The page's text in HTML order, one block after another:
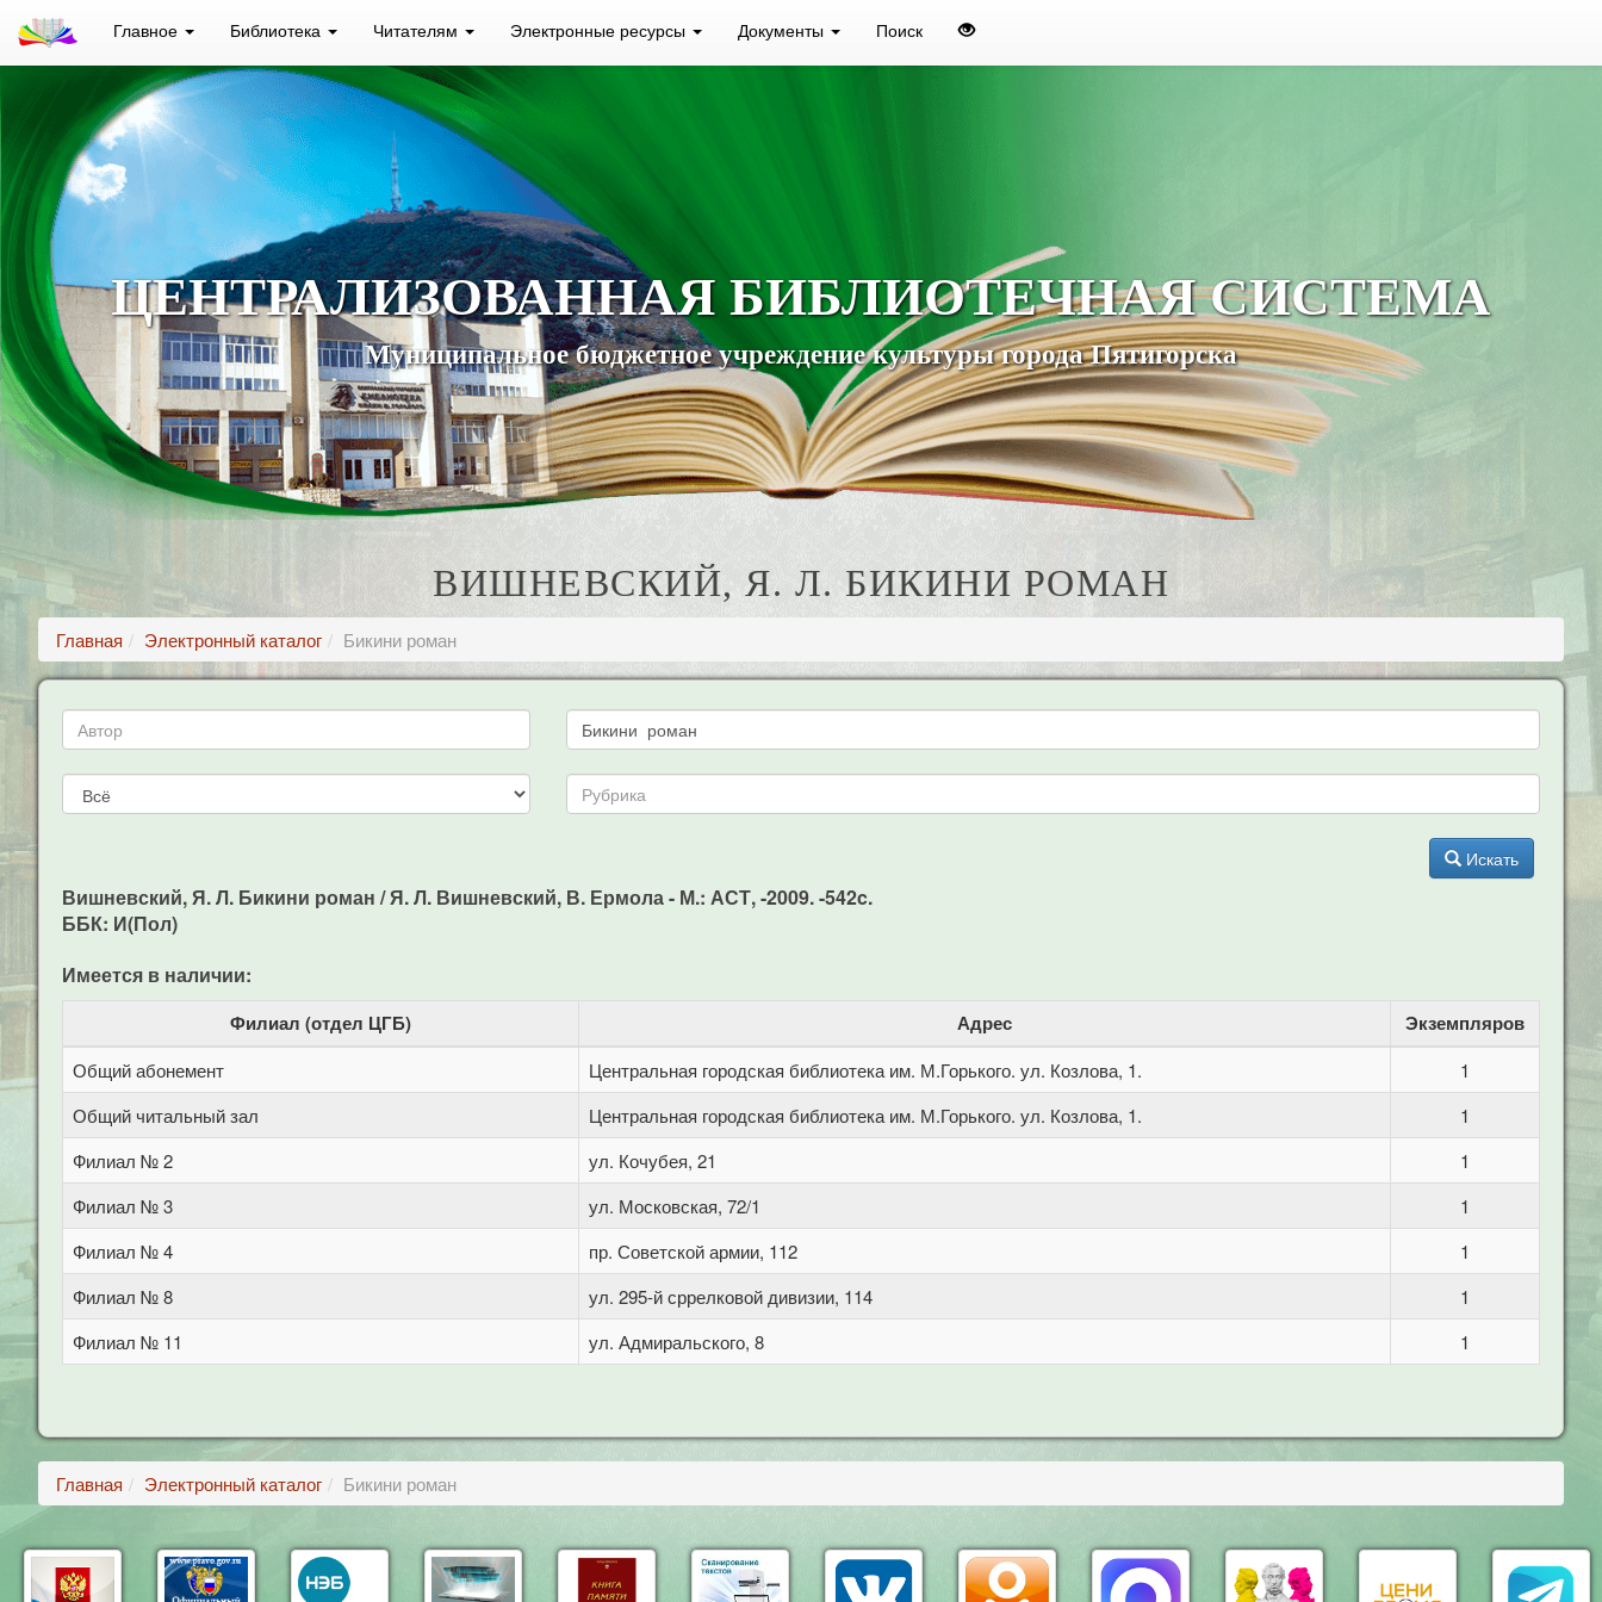
Главное Библиотека Читателям Электронные ресурсы Документы Поиск
ЦЕНТРАЛИЗОВАННАЯ БИБЛИОТЕЧНАЯ СИСТЕМА
Муниципальное бюджетное учреждение культуры города Пятигорска
ВИШНЕВСКИЙ, Я. Л. БИКИНИ РОМАН
Главная Электронный каталог Бикини роман
Искать
Вишневский, Я. Л. Бикини роман / Я. Л. Вишневский, В. Ермола - М.: АСТ, -2009. -542c.
ББК: И(Пол)
Имеется в наличии:
Филиал (отдел ЦГБ) Адрес Экземпляров
Общий абонемент Центральная городская библиотека им. М.Горького. ул. Козлова, 1.
1
Общий читальный зал
Центральная городская библиотека им. М.Горького. ул. Козлова, 1.
1
Филиал № 2
ул. Кочубея, 21
1
Филиал № 3
ул. Московская, 72/1
1
Филиал № 4
пр. Советской армии, 112
1
Филиал № 8
ул. 295-й сррелковой дивизии, 114
1
Филиал № 11
ул. Адмиральского, 8 1
Главная Электронный каталог Бикини роман